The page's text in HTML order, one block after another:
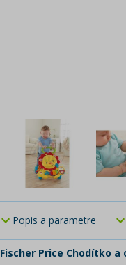
Popis a parametre
Fischer Price Chodítko